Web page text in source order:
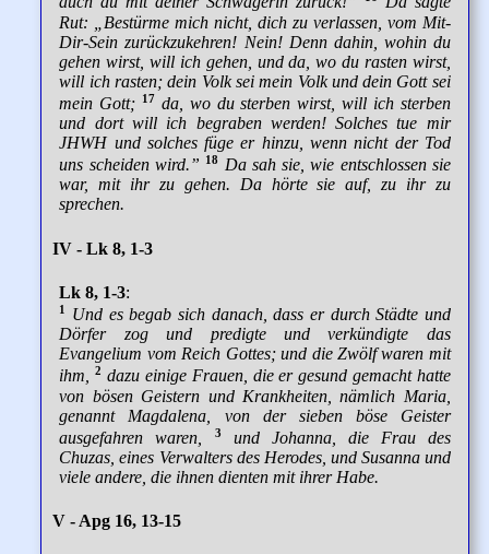
Rut: „Bestürme mich nicht, dich zu verlassen, vom Mit-
Dir-Sein zurückzukehren! Nein! Denn dahin, wohin du
gehen wirst, will ich gehen, und da, wo du rasten wirst,
will ich rasten; dein Volk sei mein Volk und dein Gott sei
mein Gott; 17 da, wo du sterben wirst, will ich sterben
und dort will ich begraben werden! Solches tue mir
JHWH und solches füge er hinzu, wenn nicht der Tod
uns scheiden wird.” 18 Da sah sie, wie entschlossen sie
war, mit ihr zu gehen. Da hörte sie auf, zu ihr zu
sprechen.
IV - Lk 8, 1-3
Lk 8, 1-3:
1
Und es begab sich danach, dass er durch Städte und
Dörfer zog und predigte und verkündigte das
Evangelium vom Reich Gottes; und die Zwölf waren mit
ihm, 2 dazu einige Frauen, die er gesund gemacht hatte
von bösen Geistern und Krankheiten, nämlich Maria,
genannt Magdalena, von der sieben böse Geister
ausgefahren waren,
3
und Johanna, die Frau des
Chuzas, eines Verwalters des Herodes, und Susanna und
viele andere, die ihnen dienten mit ihrer Habe.
V - Apg 16, 13-15